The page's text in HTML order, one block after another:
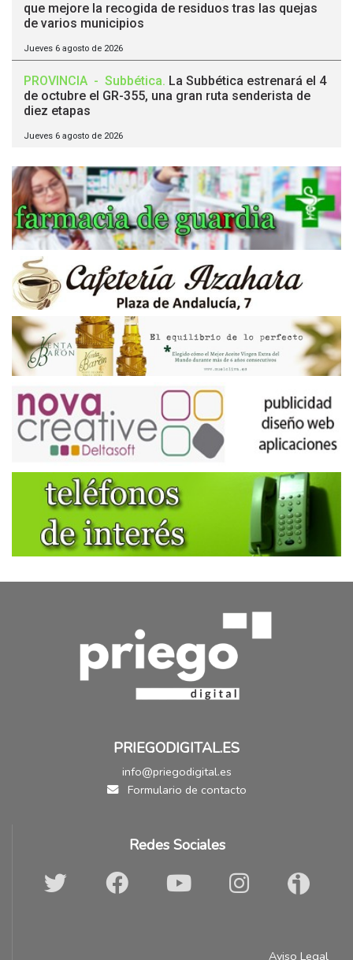
que mejore la recogida de residuos tras las quejas
de varios municipios
Jueves 6 agosto de 2026
PROVINCIA - Subbética. La Subbética estrenará el 4
de octubre el GR-355, una gran ruta senderista de
diez etapas
Jueves 6 agosto de 2026
PRIEGODIGITAL.ES
info@priegodigital.es
Formulario de contacto
Redes Sociales
Aviso Legal